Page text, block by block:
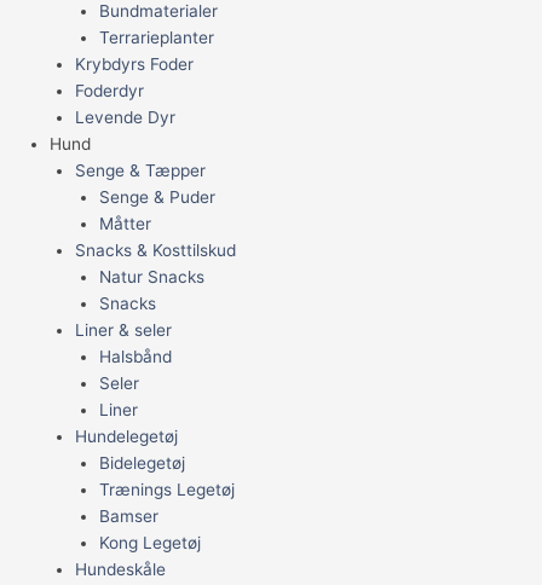
Bundmaterialer
Terrarieplanter
Krybdyrs Foder
Foderdyr
Levende Dyr
Hund
Senge & Tæpper
Senge & Puder
Måtter
Snacks & Kosttilskud
Natur Snacks
Snacks
Liner & seler
Halsbånd
Seler
Liner
Hundelegetøj
Bidelegetøj
Trænings Legetøj
Bamser
Kong Legetøj
Hundeskåle